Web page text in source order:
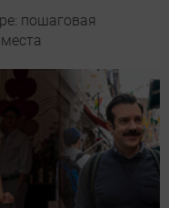
пошаговая